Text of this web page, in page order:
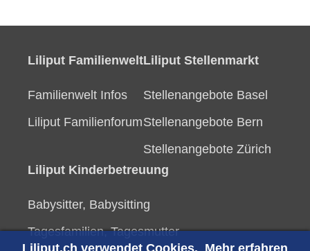
Liliput Familienwelt
Familienwelt Infos
Liliput Familienforum
Liliput Stellenmarkt
Stellenangebote Basel
Stellenangebote Bern
Stellenangebote Zürich
Liliput Kinderbetreuung
Babysitter, Babysitting
Tagesfamilien, Tagesmutter
Liliput.ch verwendet Cookies. Mehr erfahren